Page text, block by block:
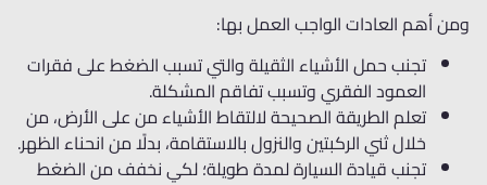
ومن أهم العادات الواجب العمل بها:
تجنب حمل الأشياء الثقيلة والتي تسبب الضغط على فقرات
العمود الفقري وتسبب تفاقم المشكلة.
تعلم الطريقة الصحيحة لالتقاط الأشياء من على الأرض، من
خلال ثني الركبتين والنزول بالاستقامة، بدلًا من انحناء الظهر.
تجنب قيادة السيارة لمدة طويلة؛ لكي نخفف من الضغط